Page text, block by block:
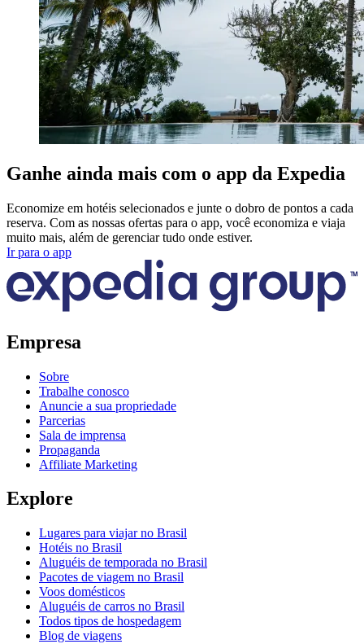
Ganhe ainda mais com o app da Expedia
Economize em hotéis selecionados e junte o dobro de pontos a cada
reserva. Com as nossas ofertas para o app, você economiza e viaja
muito mais, além de gerenciar tudo onde estiver.
Ir para o app
Empresa
Sobre
Trabalhe conosco
Anuncie a sua propriedade
Parcerias
Sala de imprensa
Propaganda
Affiliate Marketing
Explore
Lugares para viajar no Brasil
Hotéis no Brasil
Aluguéis de temporada no Brasil
Pacotes de viagem no Brasil
Voos domésticos
Aluguéis de carros no Brasil
Todos tipos de hospedagem
Blog de viagens